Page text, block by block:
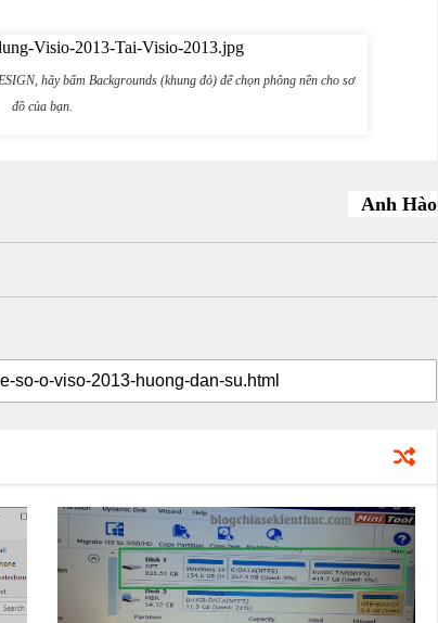
hãy bấm Backgrounds (khung đỏ) để chọn phông nền cho sơ
đồ của bạn.
Anh Hào